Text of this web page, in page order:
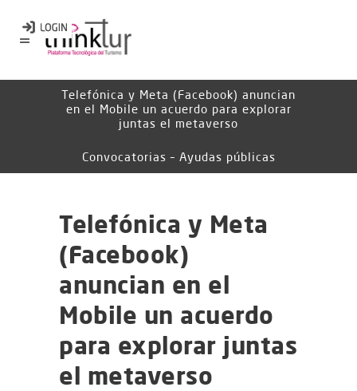
Telefónica y Meta (Facebook) anuncian
en el Mobile un acuerdo para explorar
juntas el metaverso
Convocatorias – Ayudas públicas
Telefónica y Meta
(Facebook)
anuncian en el
Mobile un acuerdo
para explorar juntas
el metaverso